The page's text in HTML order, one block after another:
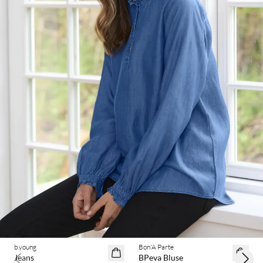
b.young
Jeans
60% Rabatt
Bon'A Parte
BPeva Bluse